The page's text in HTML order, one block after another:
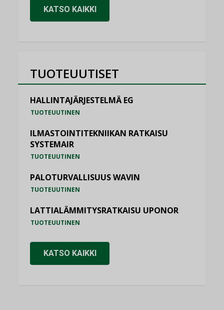
KATSO KAIKKI
TUOTEUUTISET
HALLINTAJÄRJESTELMÄ EG
TUOTEUUTINEN
ILMASTOINTITEKNIIKAN RATKAISU
SYSTEMAIR
TUOTEUUTINEN
PALOTURVALLISUUS WAVIN
TUOTEUUTINEN
LATTIALÄMMITYSRATKAISU UPONOR
TUOTEUUTINEN
KATSO KAIKKI